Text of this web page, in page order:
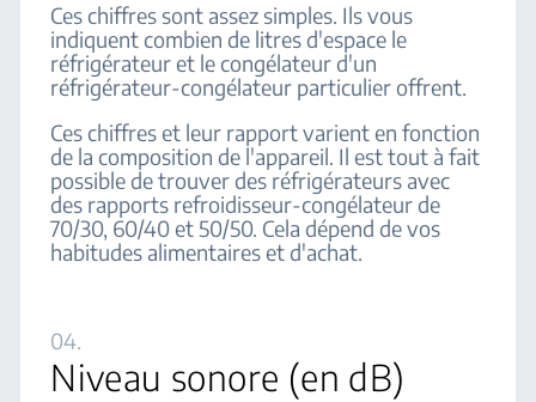
Ces chiffres sont assez simples. Ils vous
indiquent combien de litres d'espace le
réfrigérateur et le congélateur d'un
réfrigérateur-congélateur particulier offrent.
Ces chiffres et leur rapport varient en fonction
de la composition de l'appareil. Il est tout à fait
possible de trouver des réfrigérateurs avec
des rapports refroidisseur-congélateur de
70/30, 60/40 et 50/50. Cela dépend de vos
habitudes alimentaires et d'achat.
04.
Niveau sonore (en dB)